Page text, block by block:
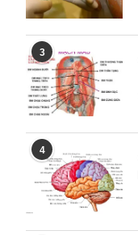
3
4